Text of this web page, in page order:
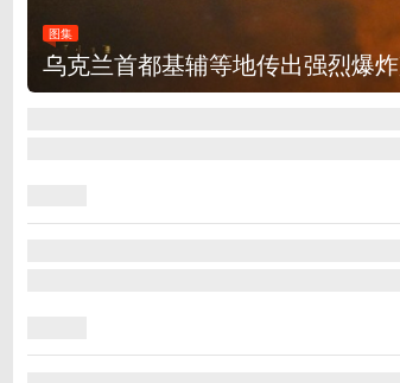
图集
美国：肯尼迪宣布医疗改革新举措